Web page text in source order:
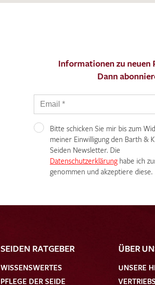
Informationen zu neuen
Dann
Bitte schicken Sie mir bis zum
meiner Einwilligung den Barth &
Seiden Newsletter. Die
Datenschutzerklärunghabe ich
genommen und akzeptiere diese.
SEIDEN RATGEBER
WISSENSWERTES
PFLEGE DER SEIDE
ÜBER
UNSERE